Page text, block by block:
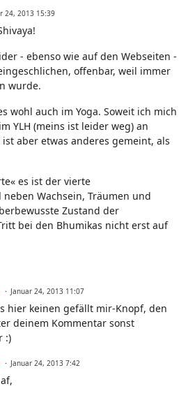
24, 2013 15:39
- ebenso wie auf den Webseiten -
offenbar, weil immer
wurde.
wohl auch im Yoga. Soweit ich mich
YLH (meins ist leider weg) an
aber etwas anderes gemeint, als
es ist der vierte
neben Wachsein, Träumen und
Zustand der
bei den Bhumikas nicht erst auf
Januar 24, 2013 11:07
hier keinen gefällt mir-Knopf, den
deinem Kommentar sonst
:)
Januar 24, 2013 7:42